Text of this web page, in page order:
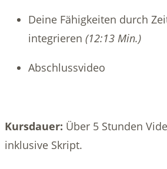
Deine Fähigkeiten durch
integrieren (12:13 Min.)
Abschlussvideo
Kursdauer: Über 5 Stunden
inklusive Skript.